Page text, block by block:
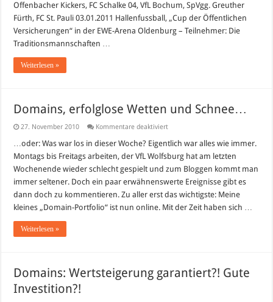
Offenbacher Kickers, FC Schalke 04, VfL Bochum, SpVgg. Greuther
Fürth, FC St. Pauli 03.01.2011 Hallenfussball, „Cup der Öffentlichen
Versicherungen“ in der EWE-Arena Oldenburg – Teilnehmer: Die
Traditionsmannschaften …
Weiterlesen »
Domains, erfolglose Wetten und Schnee…
27. November 2010 Kommentare deaktiviertfür
erfolglose
und
Schnee…
…oder: Was war los in dieser Woche? Eigentlich war alles wie immer.
Montags bis Freitags arbeiten, der VfL Wolfsburg hat am letzten
Wochenende wieder schlecht gespielt und zum Bloggen kommt man
immer seltener. Doch ein paar erwähnenswerte Ereignisse gibt es
dann doch zu kommentieren. Zu aller erst das wichtigste: Meine
kleines „Domain-Portfolio“ ist nun online. Mit der Zeit haben sich …
Weiterlesen »
Domains: Wertsteigerung garantiert?! Gute
Investition?!